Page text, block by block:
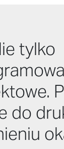
tylko
do